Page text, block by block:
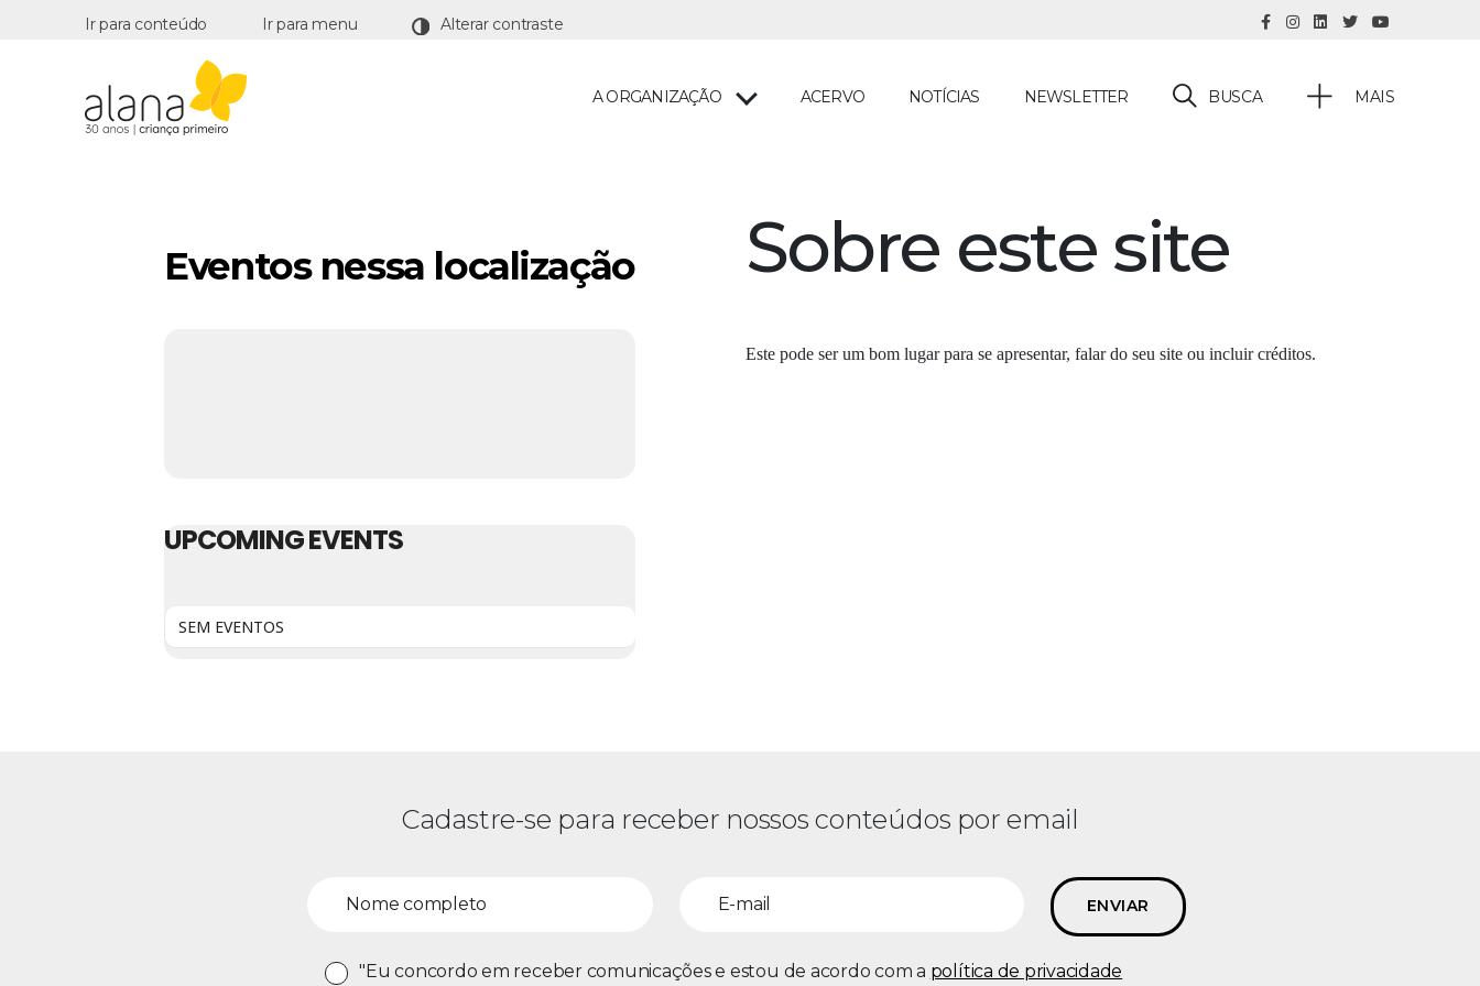
Ir para conteúdo Ir para menu
A ORGANIZAÇÃO ACERVO NOTÍCIAS NEWSLETTER BUSCA MAIS
Eventos nessa localização
UPCOMING EVENTS
SEM EVENTOS
Sobre este site
Este pode ser um bom lugar para se apresentar, falar do seu site ou incluir créditos.
Cadastre-se para receber nossos conteúdos por email
"Eu concordo em receber comunicações e estou de acordo com a política de privacidade